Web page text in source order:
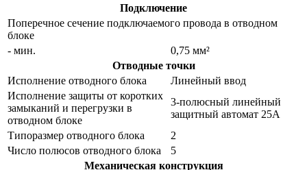
Подключение
Поперечное сечение подключаемого провода в отводном
блоке
- мин.
0,75 мм²
Отводные точки
Исполнение отводного блока
Линейный ввод
Исполнение защиты от коротких
замыканий и перегрузки в
отводном блоке
3-полюсный линейный
защитный автомат 25A
Типоразмер отводного блока
2
Число полюсов отводного блока
5
Механическая конструкция